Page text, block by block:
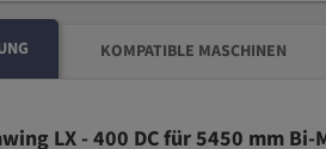
KOMPATIBLE MASCHINEN
LX - 400 DC für 5450 mm